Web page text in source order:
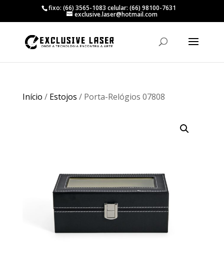
fixo: (66) 3565-1083 celular: (66) 98100-7631
exclusive.laser@hotmail.com
Início / Estojos / Porta-Relógios 07808